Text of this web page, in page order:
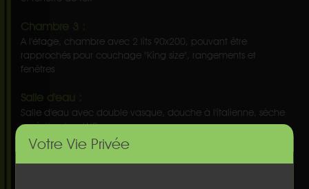
Votre Vie Privée
Chambre 3 :
A l'étage, chambre avec 2 lits 90x200, pouvant être
rapprochés pour couchage "King size", rangements et
fenêtres
Salle d'eau :
Salle d'eau avec double vasque, douche à l'italienne, sèche
serviette et un WC